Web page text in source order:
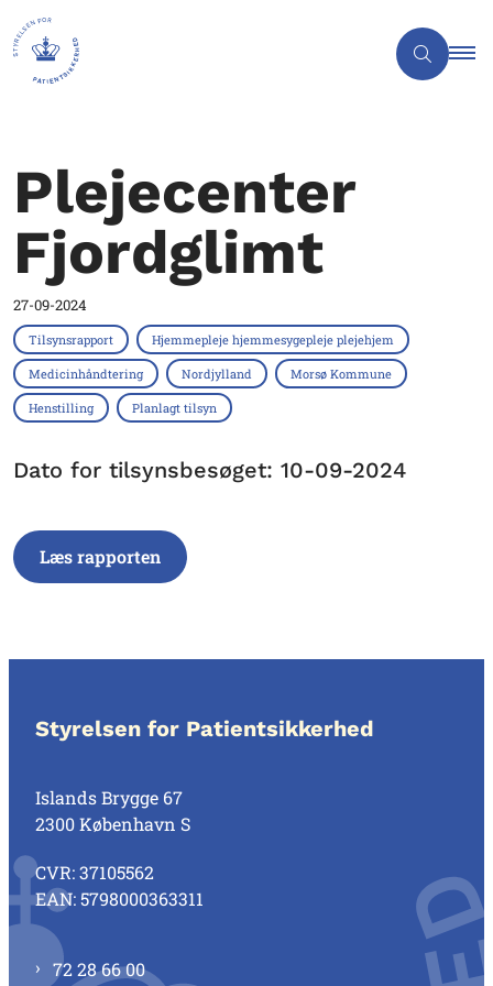
Plejecenter
Fjordglimt
27-09-2024
Tilsynsrapport Hjemmepleje hjemmesygepleje plejehjem
Medicinhåndtering Nordjylland Morsø Kommune
Henstilling Planlagt tilsyn
Dato for tilsynsbesøget: 10-09-2024
Læs rapporten
Styrelsen for Patientsikkerhed
Islands Brygge 67
2300 København S
CVR: 37105562
EAN: 5798000363311
72 28 66 00